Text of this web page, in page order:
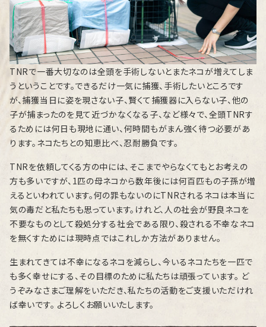
TNRで一番大切なのは全頭を手術しないとまたネコが増えてしま
うということです。できるだけ一気に捕獲、手術したいところです
が、捕獲当日に姿を現さない子、賢くて捕獲器に入らない子、他の
子が捕まったのを見て近づかなくなる子、など様々で、全頭TNRす
るためには何日も現地に通い、何時間もがまん強く待つ必要があ
ります。ネコたちとの知恵比べ、忍耐勝負です。
TNRを依頼してくる方の中には、そこまでやらなくてもとお考えの
方も多いですが、1匹の母ネコから数年後には何百匹もの子孫が増
えるといわれています。何の罪もないのにTNRされるネコは本当に
気の毒だと私たちも思っています。けれど、人の社会が野良ネコを
不要なものとして殺処分する社会である限り、殺される不幸なネコ
を無くすためには現時点ではこれしか方法がありません。
生まれてきては不幸になるネコを減らし、今いるネコたちを一匹で
も多く幸せにする、その目標のために私たちは頑張っています。 ど
うぞみなさまご理解をいただき、私たちの活動をご支援いただけれ
ば幸いです。 よろしくお願いいたします。